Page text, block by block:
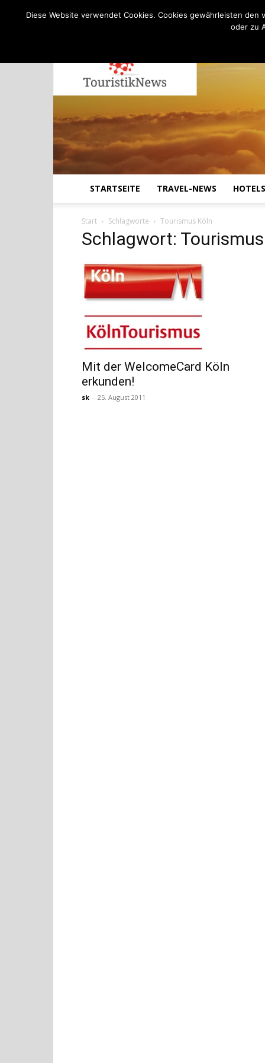
STARTSEITE TRAVEL-NEWS HOTELS
Start Schlagworte Tourismus Köln
Schlagwort:
Mit der WelcomeCard Köln
erkunden!
sk - 25. August 2011
Diese Website verwendet Cookies. Cookies gewährleisten
oder zu